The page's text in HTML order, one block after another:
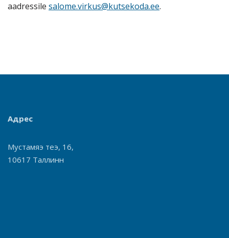
aadressile salome.virkus@kutsekoda.ee.
Адрес
Мустамяэ теэ, 16,
10617 Таллинн